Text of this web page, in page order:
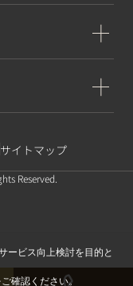
サイトマップ
Reserved.
ービス向上検討を目的と
ご確認ください。